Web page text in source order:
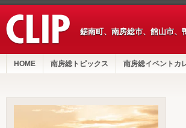
鋸南町、南房総市、館山市、
HOME 南房総トピックス 南房総イベントカ